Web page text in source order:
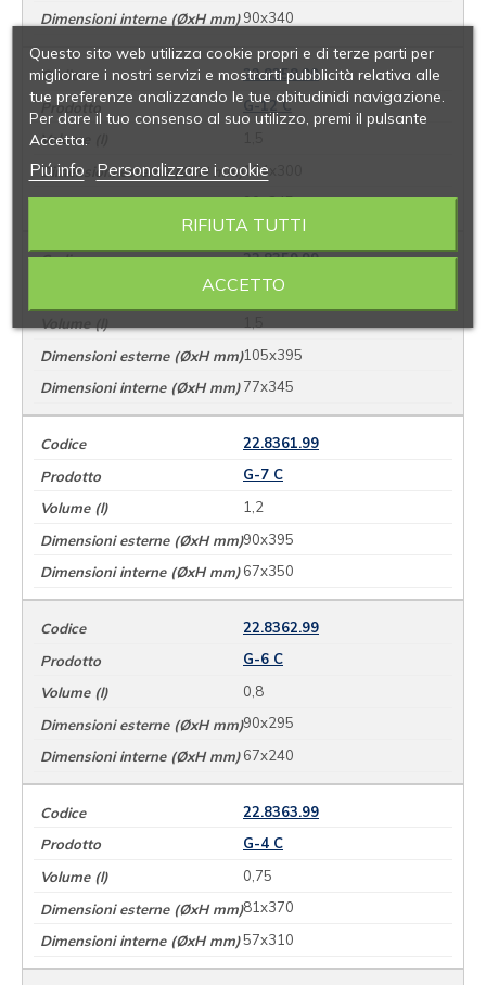
90x340
22.8358.99
G-12 C
124x300
90x245
22.8359.99
G-10 C
105x395
77x345
22.8361.99
G-7 C
1,2
90x395
67x350
22.8362.99
G-6 C
0,8
90x295
67x240
22.8363.99
G-4 C
0,75
81x370
57x310
Questo sito web utilizza cookie propri e di terze parti per
migliorare i nostri servizi e mostrarti pubblicità relativa alle
tue preferenze analizzando le tue abitudinidi navigazione.
Per dare il tuo consenso al suo utilizzo, premi il pulsante
Accetta.
Piú info Personalizzare i cookie
RIFIUTA TUTTI
ACCETTO